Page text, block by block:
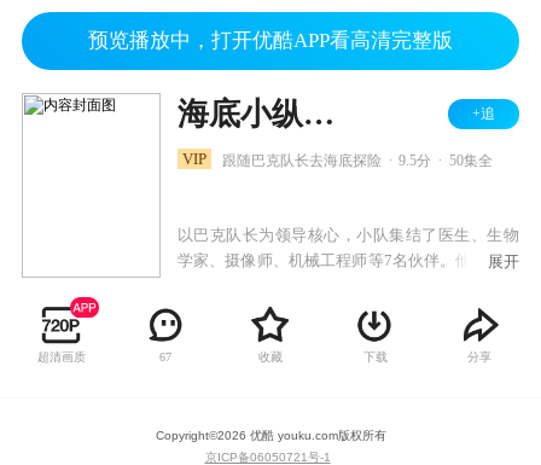
预览播放中，打开优酷APP看高清完整版
海底小纵队 第一季 +追
VIP 跟随巴克队长去海底探险 9.5分 50集全
以巴克队长为领导核心，小队集结了医生、生物
学家、摄像师、机械工程师等7名伙伴。他们是一
独一无二的特长，在团队核心巴克队长的带领下
向着未知的海域不断探索前进。精致的画面呈现
与天马星空的想象力，更增添了动画的观赏性与
展开
超清画质 67 收藏 下载 分享
Copyright©2026 优酷 youku.com版权所有
京ICP备06050721号-1